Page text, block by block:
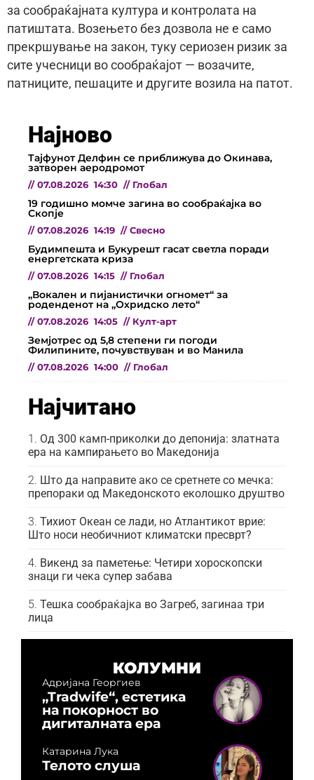
за сообраќајната култура и контролата на
патиштата. Возењето без дозвола не е само
прекршување на закон, туку сериозен ризик за
сите учесници во сообраќајот — возачите,
патниците, пешаците и другите возила на патот.
Најново
Тајфунот Делфин се приближува до Окинава,
затворен аеродромот
// 07.08.2026 14:30 // Глобал
19 годишно момче загина во сообраќајка во
Скопје
// 07.08.2026 14:19 // Свесно
Будимпешта и Букурешт гасат светла поради
енергетската криза
// 07.08.2026 14:15 // Глобал
„Вокален и пијанистички огномет“ за
роденденот на „Охридско лето“
// 07.08.2026 14:05 // Култ-арт
Земјотрес од 5,8 степени ги погоди
Филипините, почувствуван и во Манила
// 07.08.2026 14:00 // Глобал
Најчитано
Од 300 камп-приколки до депонија: златната
ера на кампирањето во Македонија
Што да направите ако се сретнете со мечка:
препораки од Македонското еколошко друштво
Тихиот Океан се лади, но Атлантикот врие:
Што носи необичниот климатски пресврт?
Викенд за паметење: Четири хороскопски
знаци ги чека супер забава
Тешка сообраќајка во Загреб, загинаа три
лица
КОЛУМНИ
Адријана Георгиев
„Tradwife“, естетика
на покорност во
дигиталната ера
Катарина Лука
Телото слуша